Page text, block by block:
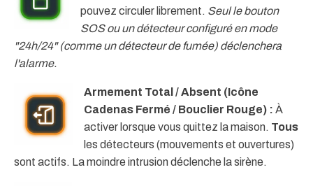
pouvez circuler librement. Seul le bouton
SOS ou un détecteur configuré en mode
"24h/24" (comme un détecteur de fumée) déclenchera
l'alarme.
Armement Total / Absent (Icône
Cadenas Fermé / Bouclier Rouge) : À
activer lorsque vous quittez la maison. Tous
les détecteurs (mouvements et ouvertures)
sont actifs. La moindre intrusion déclenche la sirène.